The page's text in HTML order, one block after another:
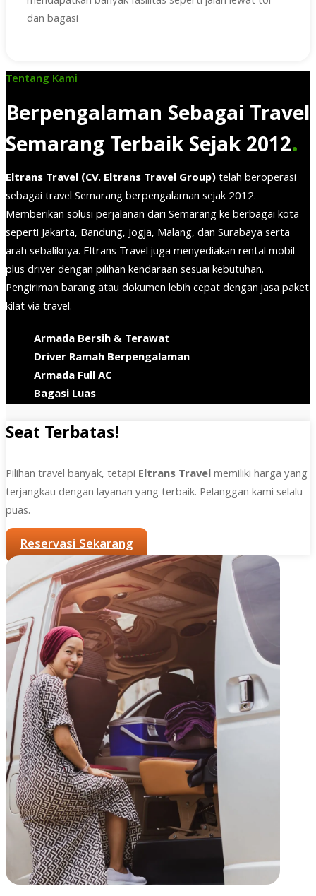
dan bagasi
Tentang Kami
Berpengalaman Sebagai Travel
Semarang Terbaik Sejak 2012.
Eltrans Travel (CV. Eltrans Travel Group)telah beroperasi
sebagai travel Semarang berpengalaman sejak 2012.
Memberikan solusi perjalanan dari Semarang ke berbagai kota
seperti Jakarta, Bandung, Jogja, Malang, dan Surabaya serta
arah sebaliknya. Eltrans Travel juga menyediakan rental mobil
plus driver dengan pilihan kendaraan sesuai kebutuhan.
Pengiriman barang atau dokumen lebih cepat dengan jasa paket
kilat via travel.
Armada Bersih & Terawat
Driver Ramah Berpengalaman
Armada Full AC
Bagasi Luas
Seat Terbatas!
Pilihan travel banyak, tetapi Eltrans Travelmemiliki harga yang
terjangkau dengan layanan yang terbaik. Pelanggan kami selalu
puas.
Reservasi Sekarang